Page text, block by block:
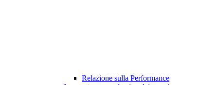
Relazione sulla Performance